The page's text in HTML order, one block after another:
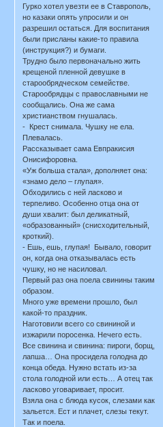
Гурко хотел увезти ее в Ставрополь,
но казаки опять упросили и он
разрешил остаться. Для воспитания
были присланы какие-то правила
(инструкция?) и бумаги.
Трудно было первоначально жить
крещеной пленной девушке в
старообрядческом семействе.
Старообрядцы с православными не
сообщались. Она же сама
христианством гнушалась.
- Крест снимала. Чушку не ела.
Плевалась.
Рассказывает сама Евпракисия
Онисифоровна.
«Уж больша стала», дополняет она:
«знамо дело – глупая».
Обходились с ней ласково и
терпеливо. Особенно отца она от
души хвалит: был деликатный,
«образованный» (снисходительный,
кроткий).
- Ешь, ешь, глупая! Бывало, говорит
он, когда она отказывалась есть
чушку, но не насиловал.
Первый раз она поела свинины таким
образом.
Много уже времени прошло, был
какой-то праздник.
Наготовили всего со свининой и
изжарили поросенка. Нечего есть.
Все свинина и свинина: пироги, борщ,
лапша… Она просидела голодна до
конца обеда. Нужно встать из-за
стола голодной или есть… А отец так
ласково уговаривает, просит.
Взяла она с блюда кусок, слезами как
зальется. Ест и плачет, слезы текут.
Так и поела.